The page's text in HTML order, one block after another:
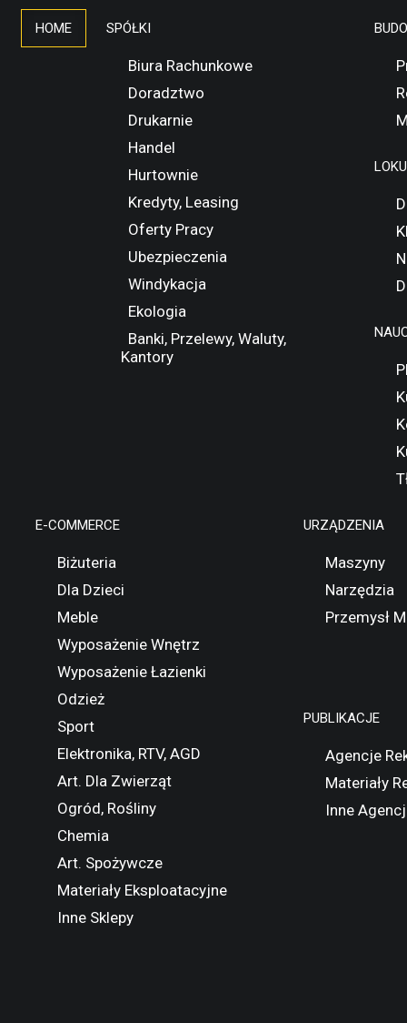
HOME SPÓŁKI
Biura Rachunkowe
Doradztwo
Drukarnie
Handel
Hurtownie
Kredyty, Leasing
Oferty Pracy
Ubezpieczenia
Windykacja
Ekologia
Banki, Przelewy, Waluty,
Kantory
E-COMMERCE
Biżuteria
Dla Dzieci
Meble
Wyposażenie Wnętrz
Wyposażenie Łazienki
Odzież
Sport
Elektronika, RTV, AGD
Art. Dla Zwierząt
Ogród, Rośliny
Chemia
Art. Spożywcze
Materiały Eksploatacyjne
Inne Sklepy
URZĄDZENIA
Maszyny
Narzędzia
Przemysł
PUBLIKACJE
Agencje
Materiały
Inne